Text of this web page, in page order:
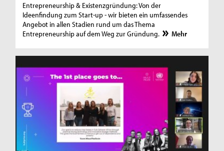
Entrepreneurship & Existenzgründung: Von der
Ideenfindung zum Start-up - wir bieten ein umfassendes
Angebot in allen Stadien rund um das Thema
Entrepreneurship auf dem Weg zur Gründung.
Mehr